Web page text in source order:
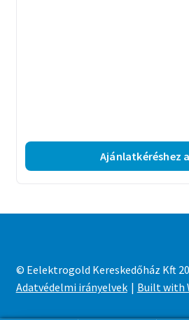
Ajánlatkéréshez
© Eelektrogold Kereskedőház Kft
Adatvédelmi irányelvek
Built with